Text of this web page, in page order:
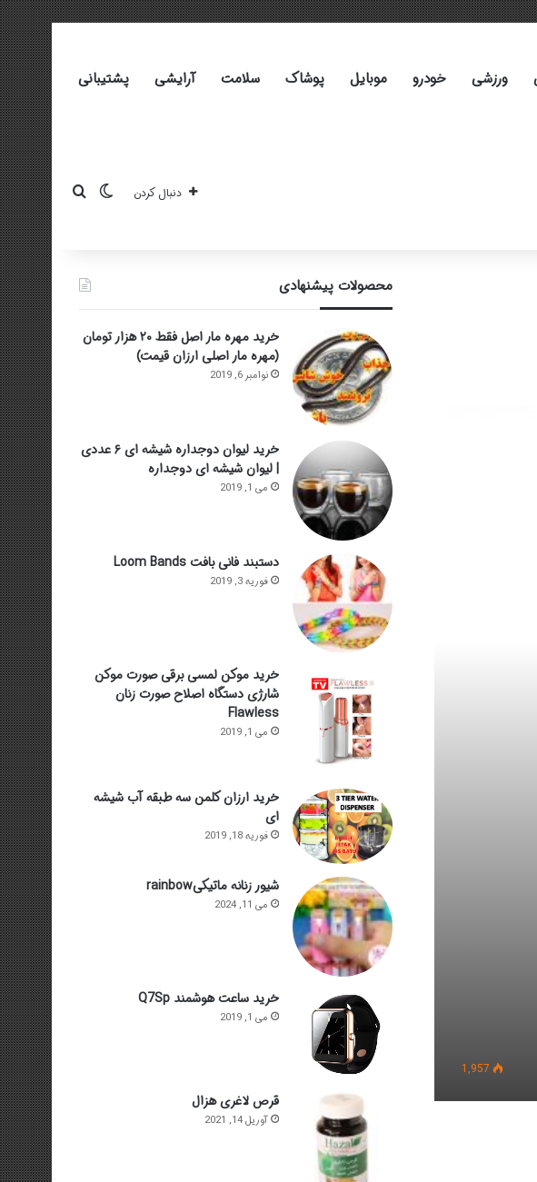
ورزشی خودرو موبایل پوشاک سلامت آرایشی پشتیبانی
دنبال کردن تغییر پوسته
جستجو برای
1,957
محصولات پیشنهادی
خرید مهره مار اصل فقط ۲۰ هزار تومان
(مهره مار اصلی ارزان قیمت)
نوامبر 6, 2019
خرید لیوان دوجداره شیشه ای ۶ عددی
| لیوان شیشه ای دوجداره
می 1, 2019
دستبند فانی بافت Loom Bands
فوریه 3, 2019
خرید موکن لمسی برقی صورت موکن
شارژی دستگاه اصلاح صورت زنان
Flawless
می 1, 2019
خرید ارزان کلمن سه طبقه آب شیشه
ای
فوریه 18, 2019
شیور زنانه ماتیکیrainbow
می 11, 2024
خرید ساعت هوشمند Q7Sp
می 1, 2019
قرص لاغری هزال
آوریل 14, 2021